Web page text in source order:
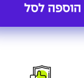
הוספה לסל